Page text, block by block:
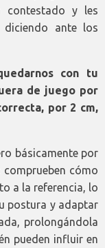
contestado y les
ante los
con tu
de juego por
por 2 cm,
básicamente por
cómo
a la referencia, lo
postura y adaptar
prolongándola
pueden influir en